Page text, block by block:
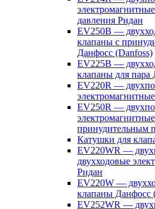
давления Ридан
EV250B —
клапаны с
Данфосс (Danfoss)
EV225B —
клапаны для пара
EV220R —
EV250R —
принудительным
Катушки для
EV220WR —
двухходовые
Ридан
EV220W —
клапаны Данфосс
EV252WR —